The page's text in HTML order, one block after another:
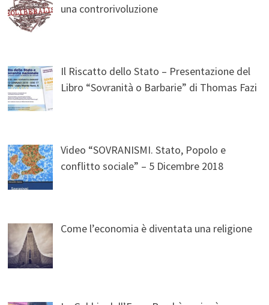
una controrivoluzione
Il Riscatto dello Stato – Presentazione del
Libro “Sovranità o Barbarie” di Thomas Fazi
Video “SOVRANISMI. Stato, Popolo e
conflitto sociale” – 5 Dicembre 2018
Come l’economia è diventata una religione